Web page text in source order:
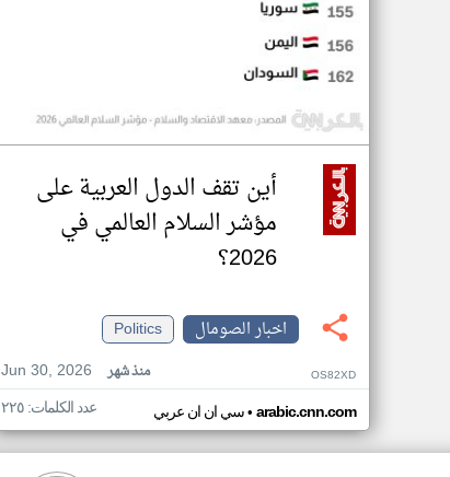
أين تقف الدول العربية على
مؤشر السلام العالمي في
2026؟
اخبار الصومال
Politics
Jun 30, 2026
منذ شهر OS82XD
سي ان ان عربي• arabic.cnn.com عدد الكلمات: ٢٢٥